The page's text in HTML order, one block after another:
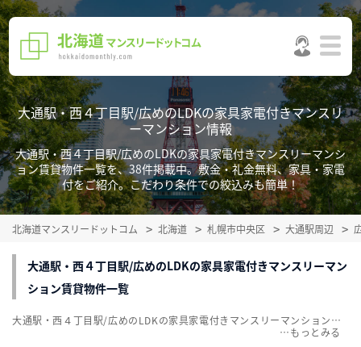
大通駅・西４丁目駅/広めのLDKの家具家電付きマンスリ
ーマンション情報
大通駅・西４丁目駅/広めのLDKの家具家電付きマンスリーマンシ
ョン賃貸物件一覧を、38件掲載中。敷金・礼金無料、家具・家電
付をご紹介。こだわり条件での絞込みも簡単！
北海道マンスリードットコム 北海道 札幌市中央区 大通駅周辺
大通駅・西４丁目駅/広めのLDKの家具家電付きマンスリーマン
ション賃貸物件一覧
大通駅・西４丁目駅/広めのLDKの家具家電付きマンスリーマンション賃貸物件一覧を、38件掲載中。敷金・礼金無料、家具・家電付をご紹介。こだわり条件での絞込みも簡単！
…